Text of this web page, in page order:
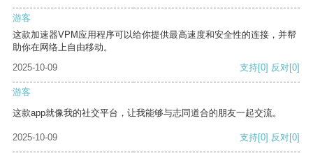
游客
这款加速器VPM应用程序可以给你提供最高速度和安全性的连接，并帮
助你在网络上自由移动。
2025-10-09
支持[0] 反对[0]
游客
这款app就像我的社交平台，让我能够与志同道合的朋友一起交流。
2025-10-09 支持[0] 反对[0]